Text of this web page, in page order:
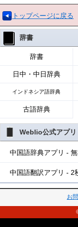
トップページに戻る
辞書
辞書
日中・中日辞典
インドネシア語辞典
古語辞典
Weblio公式アプリ
中国語辞典アプリ -
中国語翻訳アプリ - 2
お